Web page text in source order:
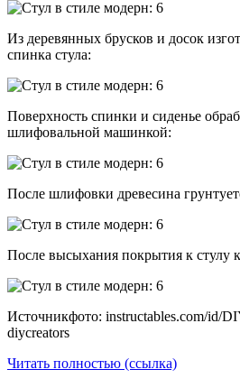
Из деревянных брусков и досок
спинка стула:
Поверхность спинки и сиденье
шлифовальной машинкой:
После шлифовки древесина
После высыхания покрытия к стулу
Источникфото: instructables.com/id/
diycreators
Читать полностью (ссылка)